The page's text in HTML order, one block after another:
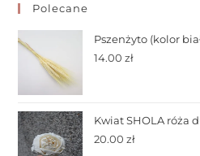
Polecane
Pszenżyto (kolor
14.00zł
Kwiat SHOLA róża
20.00zł